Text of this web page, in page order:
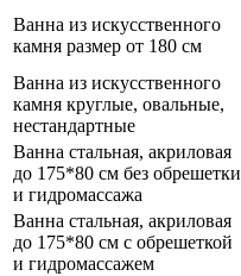
Ванна из искусственного
камня размер от 180 см
Ванна из искусственного
камня круглые, овальные,
нестандартные
Ванна стальная, акриловая
до 175*80 см без обрешетки
и гидромассажа
Ванна стальная, акриловая
до 175*80 см с обрешеткой
и гидромассажем